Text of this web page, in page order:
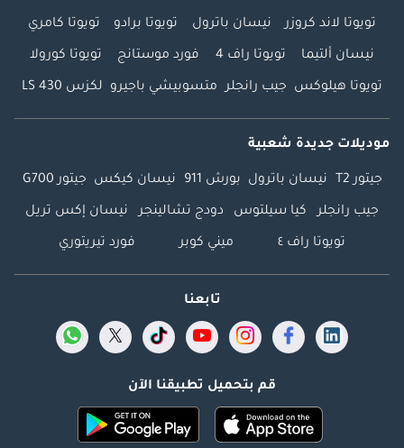
تويوتا لاند كروزر نيسان باترول تويوتا برادو تويوتا كامري
نيسان ألتيما تويوتا راف 4 فورد موستانج تويوتا كورولا
تويوتا هيلوكس جيب رانجلر متسوبيشي باجيرو لكزس LS 430
موديلات جديدة شعبية
جيتور T2 نيسان باترول بورش 911 نيسان كيكس جيتور G700
جيب رانجلر كيا سيلتوس دودج تشالينجر نيسان إكس تريل
تويوتا راف ٤ ميني كوبر فورد تيريتوري
تابعنا
قم بتحميل تطبيقنا الآن